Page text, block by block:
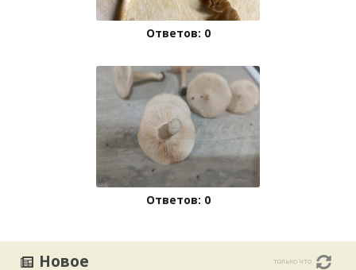
Ответов: 0
Ответов: 0
Новое только что